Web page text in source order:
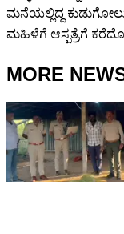
ಮನೆಯಲ್ಲಿದ್ದ
ಮಹಿಳೆಗೆ ಆಸ್ಪತ್ರೆಗೆ
MORE